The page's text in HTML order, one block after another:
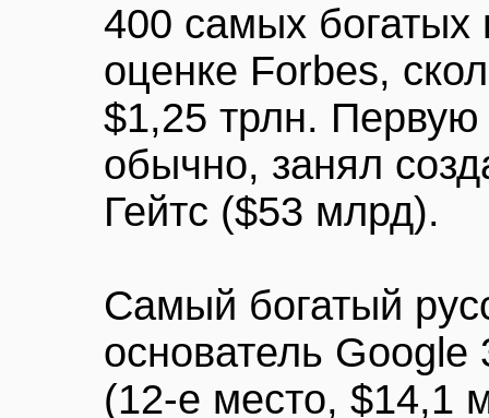
400 самых
оценке Forbes,
$1,25 трлн. Первую
обычно, занял
Гейтс ($53 млрд).
Самый богатый
основатель
(12-е место, $14,1